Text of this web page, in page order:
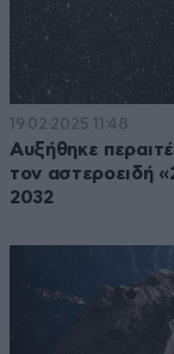
19·02·2025 11:48
Αυξήθηκε
τον αστεροειδή
2032